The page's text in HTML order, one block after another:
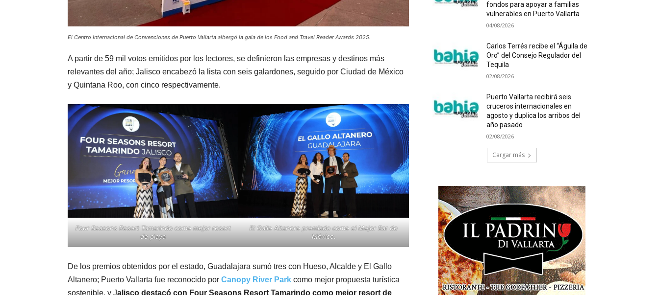
El Centro Internacional de Convenciones de Puerto Vallarta albergó la gala de los Food and Travel Reader Awards 2025.
A partir de 59 mil votos emitidos por los lectores, se definieron las empresas y destinos más
relevantes del año; Jalisco encabezó la lista con seis galardones, seguido por Ciudad de México
y Quintana Roo, con cinco respectivamente.
Four Seasons Resort Tamarindo como mejor resort
de playa
El Gallo Altanero premiado como el Mejor Bar de
México.
De los premios obtenidos por el estado, Guadalajara sumó tres con Hueso, Alcalde y El Gallo
Altanero; Puerto Vallarta fue reconocido por Canopy River Park como mejor propuesta turística
sostenible, y Jalisco destacó con Four Seasons Resort Tamarindo como mejor resort de
fondos para apoyar a familias
vulnerables en Puerto Vallarta
04/08/2026
Carlos Terrés recibe el “Águila de
Oro” del Consejo Regulador del
Tequila
02/08/2026
Puerto Vallarta recibirá seis
cruceros internacionales en
agosto y duplica los arribos del
año pasado
02/08/2026
Cargar más